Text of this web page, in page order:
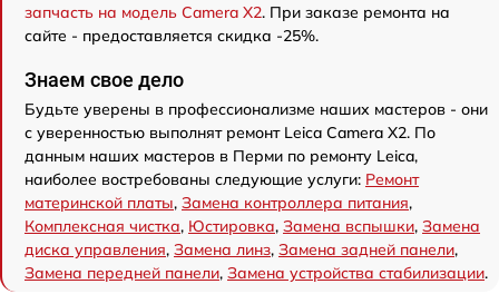
запчасть на модель Camera X2. При заказе ремонта на
сайте - предоставляется скидка -25%.
Знаем свое дело
Будьте уверены в профессионализме наших мастеров - они
с уверенностью выполнят ремонт Leica Camera X2. По
данным наших мастеров в Перми по ремонту Leica,
наиболее востребованы следующие услуги: Ремонт
материнской платы, Замена контроллера питания,
Комплексная чистка, Юстировка, Замена вспышки, Замена
диска управления, Замена линз, Замена задней панели,
Замена передней панели, Замена устройства стабилизации.